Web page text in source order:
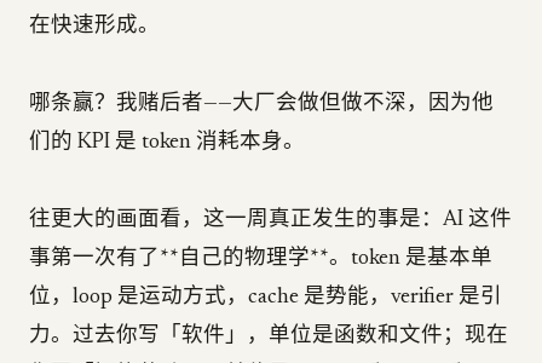
在快速形成。
哪条赢？我赌后者——大厂会做但做不深，因为他
们的 KPI 是 token 消耗本身。
往更大的画面看，这一周真正发生的事是：AI 这件
事第一次有了**自己的物理学**。token 是基本单
位，loop 是运动方式，cache 是势能，verifier 是引
力。过去你写「软件」，单位是函数和文件；现在